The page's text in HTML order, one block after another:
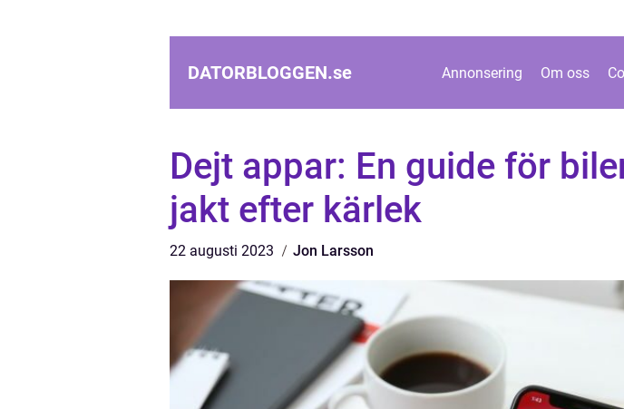
DATORBLOGGEN.se Annonsering Om oss
Dejt appar: En guide för
jakt efter kärlek
22 augusti 2023 Jon Larsson